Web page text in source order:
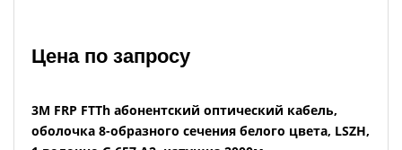
Цена по запросу
3М FRP FTTh абонентский оптический кабель,
оболочка 8-образного сечения белого цвета, LSZH,